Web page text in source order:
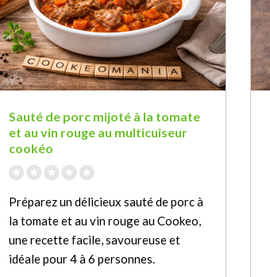
Sauté de porc mijoté à la tomate
et au vin rouge au multicuiseur
cookéo
Préparez un délicieux sauté de porc à
la tomate et au vin rouge au Cookeo,
une recette facile, savoureuse et
idéale pour 4 à 6 personnes.